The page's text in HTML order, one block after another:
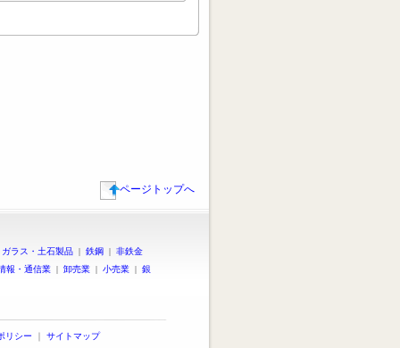
ページトップへ
ガラス・土石製品 | 鉄鋼 | 非鉄金
報・通信業 | 卸売業 | 小売業 | 銀
リシー ｜ サイトマップ